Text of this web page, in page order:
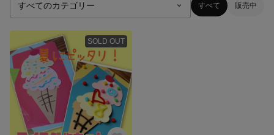
すべて 販売中
SOLD OUT